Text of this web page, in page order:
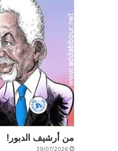
من أرشيف الدبور!
29/07/2026